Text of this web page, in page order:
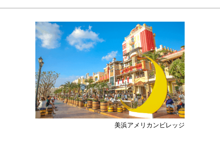
美浜アメリカンビレッジ